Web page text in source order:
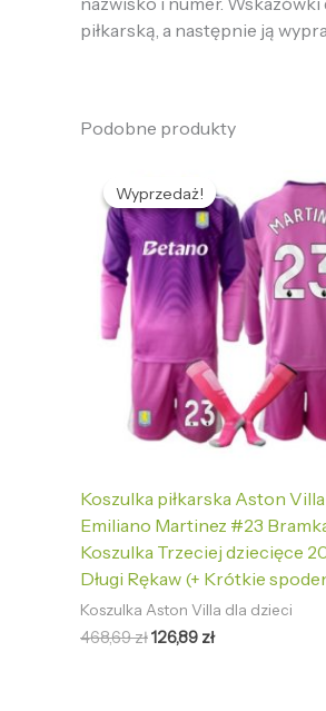
piłkarską, a następnie ją
Podobne produkty
Wyprzedaż!
Wyprzedaż!
Koszulka piłkarska Aston Villa
Emiliano Martinez #23
Koszulka Trzeciej dziecięce
Długi Rękaw (+ Krótkie
Koszulka Aston Villa dla dzieci
468,69zł
wynosiła:
468,69 zł.
126,89 zł
wynosi:
126,89 zł.